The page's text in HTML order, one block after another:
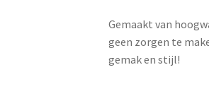
Gemaakt van
geen zorgen te
gemak en stijl!